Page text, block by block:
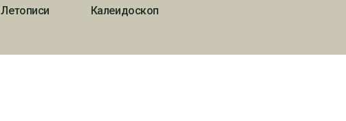
Летописи
Калеидоскоп